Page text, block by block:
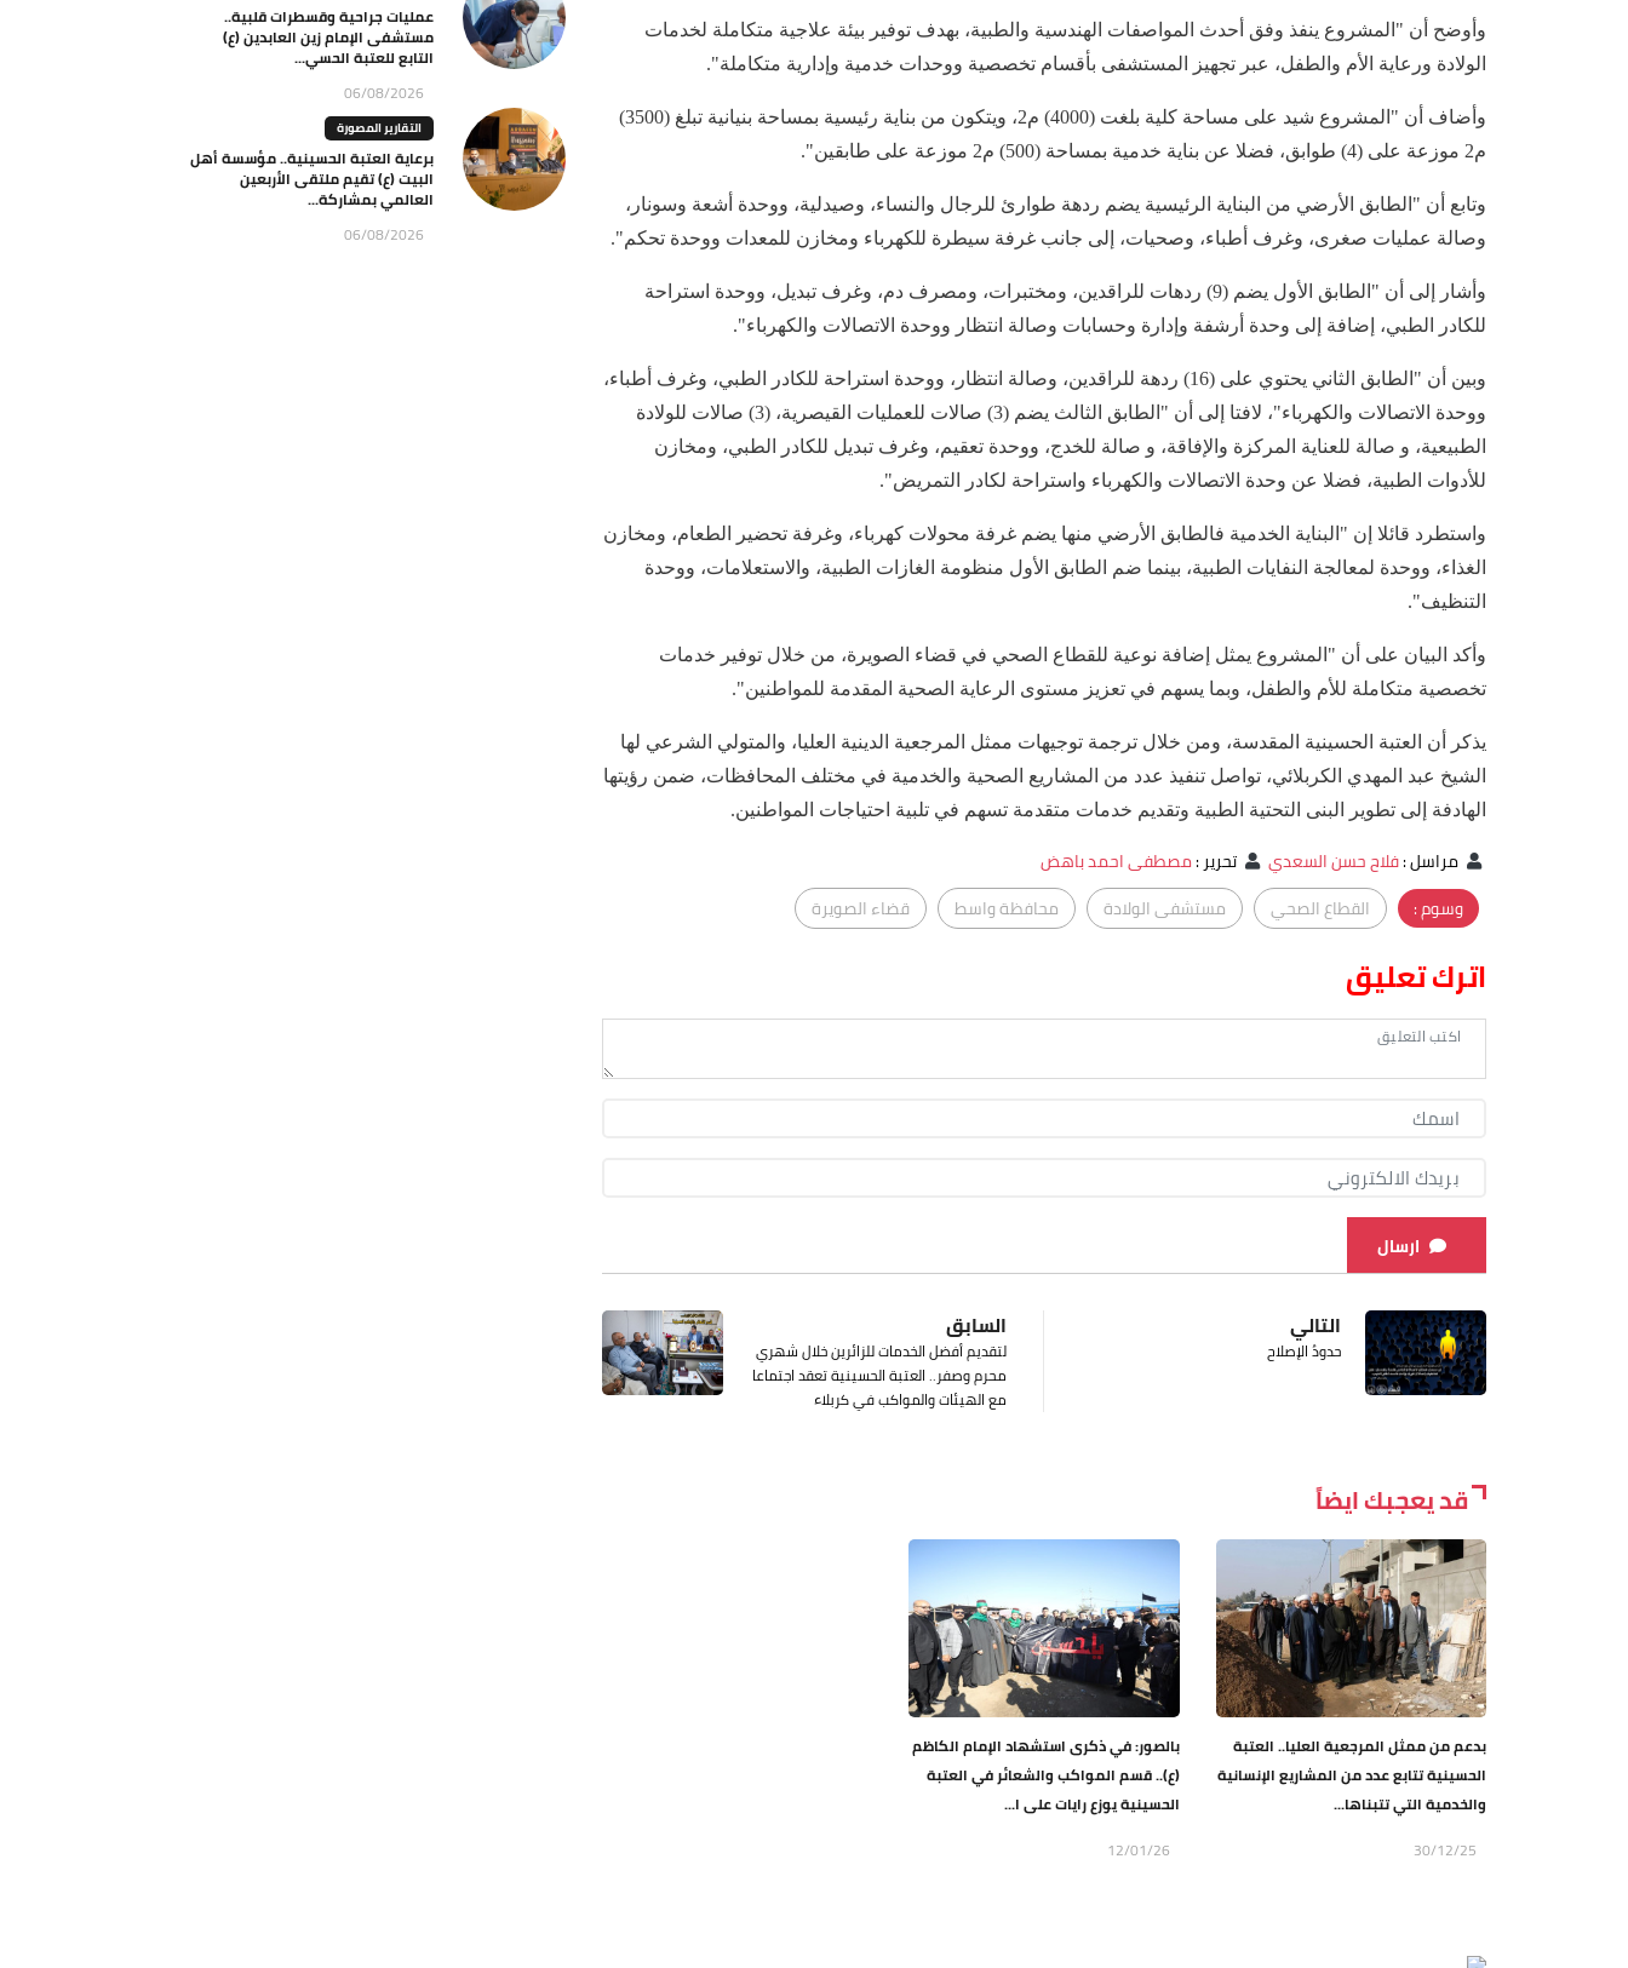
وأوضح أن "المشروع ينفذ وفق أحدث المواصفات الهندسية والطبية، بهدف توفير بيئة علاجية متكاملة لخدمات
الولادة ورعاية الأم والطفل، عبر تجهيز المستشفى بأقسام تخصصية ووحدات خدمية وإدارية متكاملة".
وأضاف أن "المشروع شيد على مساحة كلية بلغت (4000) م2، ويتكون من بناية رئيسية بمساحة بنيانية تبلغ (3500)
م2 موزعة على (4) طوابق، فضلا عن بناية خدمية بمساحة (500) م2 موزعة على طابقين".
وتابع أن "الطابق الأرضي من البناية الرئيسية يضم ردهة طوارئ للرجال والنساء، وصيدلية، ووحدة أشعة وسونار،
وصالة عمليات صغرى، وغرف أطباء، وصحيات، إلى جانب غرفة سيطرة للكهرباء ومخازن للمعدات ووحدة تحكم".
وأشار إلى أن "الطابق الأول يضم (9) ردهات للراقدين، ومختبرات، ومصرف دم، وغرف تبديل، ووحدة استراحة
للكادر الطبي، إضافة إلى وحدة أرشفة وإدارة وحسابات وصالة انتظار ووحدة الاتصالات والكهرباء".
وبين أن "الطابق الثاني يحتوي على (16) ردهة للراقدين، وصالة انتظار، ووحدة استراحة للكادر الطبي، وغرف أطباء،
ووحدة الاتصالات والكهرباء"، لافتا إلى أن "الطابق الثالث يضم (3) صالات للعمليات القيصرية، (3) صالات للولادة
الطبيعية، و صالة للعناية المركزة والإفاقة، و صالة للخدج، ووحدة تعقيم، وغرف تبديل للكادر الطبي، ومخازن
للأدوات الطبية، فضلا عن وحدة الاتصالات والكهرباء واستراحة لكادر التمريض".
واستطرد قائلا إن "البناية الخدمية فالطابق الأرضي منها يضم غرفة محولات كهرباء، وغرفة تحضير الطعام، ومخازن
الغذاء، ووحدة لمعالجة النفايات الطبية، بينما ضم الطابق الأول منظومة الغازات الطبية، والاستعلامات، ووحدة
التنظيف".
وأكد البيان على أن "المشروع يمثل إضافة نوعية للقطاع الصحي في قضاء الصويرة، من خلال توفير خدمات
تخصصية متكاملة للأم والطفل، وبما يسهم في تعزيز مستوى الرعاية الصحية المقدمة للمواطنين".
يذكر أن العتبة الحسينية المقدسة، ومن خلال ترجمة توجيهات ممثل المرجعية الدينية العليا، والمتولي الشرعي لها
الشيخ عبد المهدي الكربلائي، تواصل تنفيذ عدد من المشاريع الصحية والخدمية في مختلف المحافظات، ضمن رؤيتها
الهادفة إلى تطوير البنى التحتية الطبية وتقديم خدمات متقدمة تسهم في تلبية احتياجات المواطنين.
مراسل:فلاح حسن السعدي تحرير:مصطفى احمد باهض
وسوم :
القطاع الصحي مستشفى الولادة محافظة واسط قضاء الصويرة
اترك تعليق
ارسال
السابق
لتقديم أفضل الخدمات للزائرين خلال شهري
محرم وصفر.. العتبة الحسينية تعقد اجتماعا
مع الهيئات والمواكب في كربلاء
التالي
حدودُ الإصلاح
قد يعجبك ايضاً
بدعم من ممثل المرجعية العليا.. العتبة
الحسينية تتابع عدد من المشاريع الإنسانية
والخدمية التي تتبناها...
30/12/25
بالصور: في ذكرى استشهاد الإمام الكاظم
(ع).. قسم المواكب والشعائر في العتبة
الحسينية يوزع رايات على ا...
12/01/26
عمليات جراحية وقسطرات قلبية..
مستشفى الإمام زين العابدين (ع)
التابع للعتبة الحسي...
06/08/2026
التقارير المصورة
برعاية العتبة الحسينية.. مؤسسة أهل
البيت (ع) تقيم ملتقى الأربعين
العالمي بمشاركة...
06/08/2026